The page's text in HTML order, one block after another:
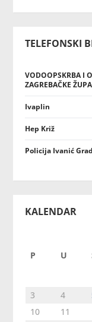
TELEFONSKI
VODOOPSKRBA I
ZAGREBAČKE
Ivaplin
Hep Križ
Policija Ivanić Grad
KALENDAR
P U
3
4
10
11